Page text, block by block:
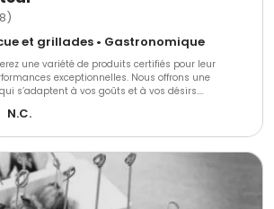
et grillades • Gastronomique
une variété de produits certifiés pour leur
exceptionnelles. Nous offrons une
s’adaptent à vos goûts et à vos désirs.
prestations, certifiées pour leur qualité et leurs
N.C.